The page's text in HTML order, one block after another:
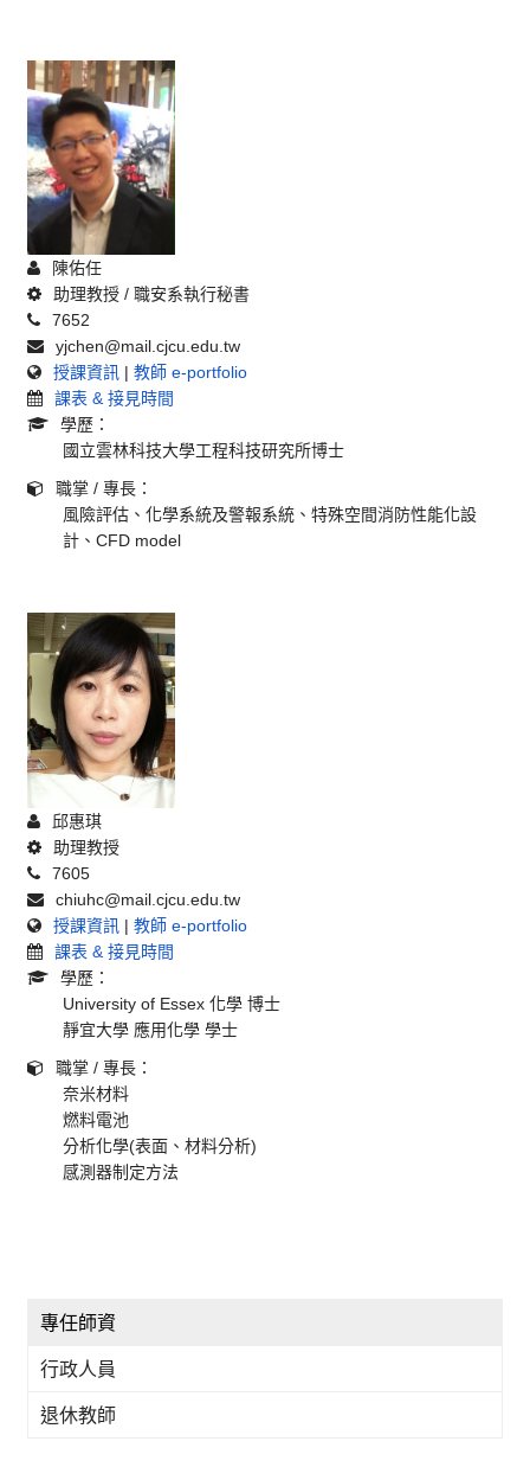
陳佑任
助理教授 / 職安系執行秘書
7652
yjchen@mail.cjcu.edu.tw
授課資訊 |教師 e-portfolio
課表 & 接見時間
學歷：
國立雲林科技大學工程科技研究所博士
職掌 / 專長：
風險評估、化學系統及警報系統、特殊空間消防性能化設
計、CFD model
邱惠琪
助理教授
7605
chiuhc@mail.cjcu.edu.tw
授課資訊 |教師 e-portfolio
課表 & 接見時間
學歷：
University of Essex 化學 博士
靜宜大學 應用化學 學士
職掌 / 專長：
奈米材料
燃料電池
分析化學(表面、材料分析)
感測器制定方法
專任師資
行政人員
退休教師